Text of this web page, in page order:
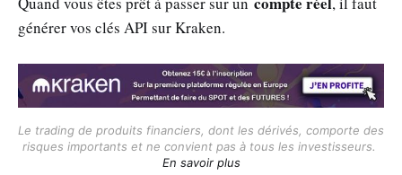
générer vos clés API sur Kraken.
Le trading de produits financiers, dont les dérivés, comporte des
En savoir plus